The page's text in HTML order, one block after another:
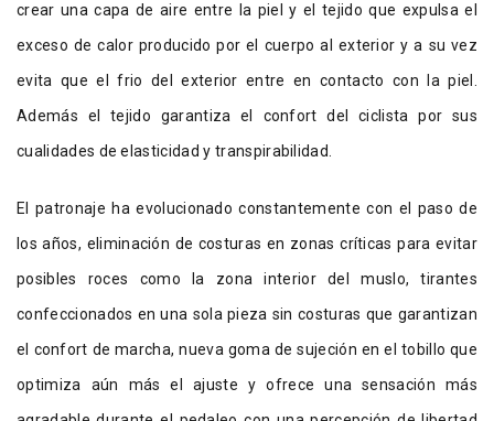
crear una capa de aire entre la piel y el tejido que expulsa el
exceso de calor producido por el cuerpo al exterior y a su vez
evita que el frio del exterior entre en contacto con la piel.
Además el tejido garantiza el confort del ciclista por sus
cualidades de elasticidad y transpirabilidad.
El patronaje ha evolucionado constantemente con el paso de
los años, eliminación de costuras en zonas críticas para evitar
posibles roces como la zona interior del muslo, tirantes
confeccionados en una sola pieza sin costuras que garantizan
el confort de marcha, nueva goma de sujeción en el tobillo que
optimiza aún más el ajuste y ofrece una sensación más